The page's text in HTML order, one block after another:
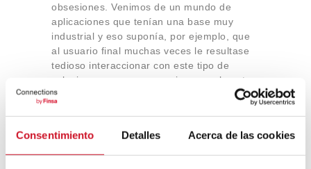
Consentimiento Detalles Acerca de las cookies
obsesiones. Venimos de un mundo de
aplicaciones que tenían una base muy
industrial y eso suponía, por ejemplo, que
al usuario final muchas veces le resultase
tedioso interaccionar con este tipo de
soluciones, o que no encajasen realmente
con sus necesidades reales. A su vez, el